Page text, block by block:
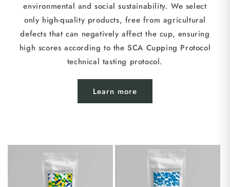
environmental and social sustainability. We select
only high-quality products, free from agricultural
defects that can negatively affect the cup, ensuring
high scores according to the SCA Cupping Protocol
technical tasting protocol.
Learn more